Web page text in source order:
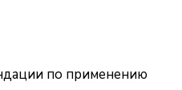
по применению